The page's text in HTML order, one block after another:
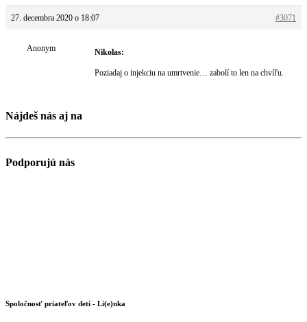
27. decembra 2020 o 18:07 #3071
Anonym Nikolas:
Poziadaj o injekciu na umrtvenie… zabolí to len na chvíľu.
Nájdeš nás aj na
Podporujú nás
Spoločnosť priateľov detí - Li(e)nka